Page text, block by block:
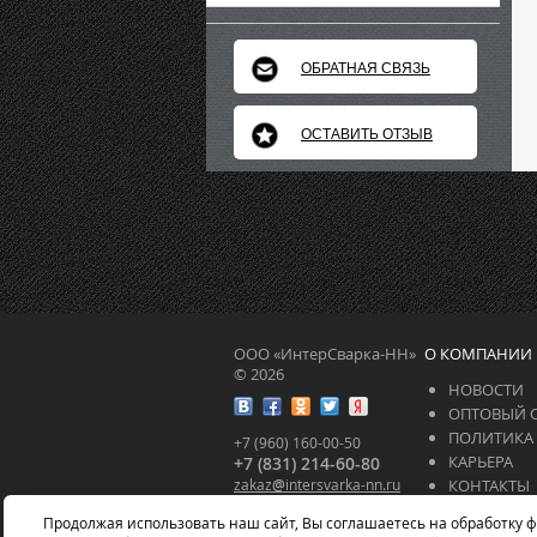
ОБРАТНАЯ СВЯЗЬ
ОСТАВИТЬ ОТЗЫВ
ООО «ИнтерСварка-НН»
© 2026
+7 (960) 160-00-50
+7 (831) 214-60-80
zakaz@intersvarka-nn.ru
О КОМПАНИИ
НОВОСТИ
ОПТОВЫЙ
КАРЬЕРА
КОНТАКТЫ
Продолжая использовать наш сайт, Вы соглашаетесь на